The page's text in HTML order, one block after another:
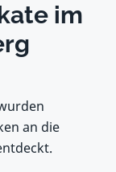
im
an die